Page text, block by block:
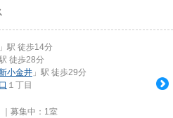
」駅 徒歩14分
徒歩28分
小金井 」駅 徒歩29分
１丁目
募集中： 1室